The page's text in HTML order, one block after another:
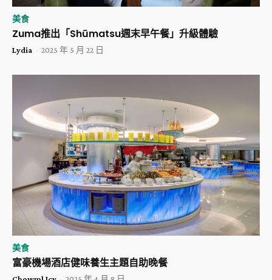
美食
Zuma推出「Shūmatsu週末早午餐」升級體驗
Lydia - 2025 年 5 月 22 日
美食
富豪機場酒店健味養生主題自助晚餐